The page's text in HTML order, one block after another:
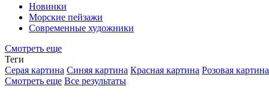
Новинки
Морские пейзажи
Современные художники
Смотреть еще
Теги
Серая картина Синяя картина Красная картина Розовая картина
Смотреть еще Все результаты